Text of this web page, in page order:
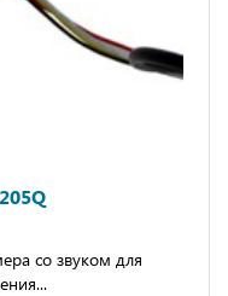
со звуком для